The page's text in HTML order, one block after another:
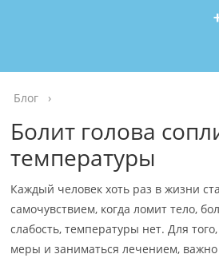
Блог ›
Болит голова
температуры
Каждый человек хоть раз в жизни
самочувствием, когда ломит тело,
слабость, температуры нет. Для
меры и заниматься лечением, важно